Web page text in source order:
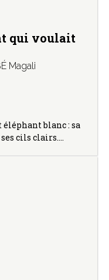
qui voulait
Magali
éléphant blanc : sa
ses cils clairs.…